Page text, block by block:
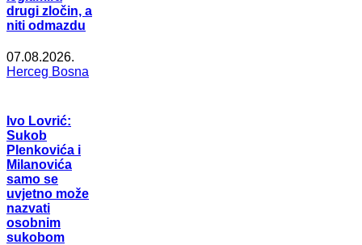
drugi zločin, a
niti odmazdu
07.08.2026.
Herceg Bosna
Ivo Lovrić:
Sukob
Plenkovića i
Milanovića
samo se
uvjetno može
nazvati
osobnim
sukobom